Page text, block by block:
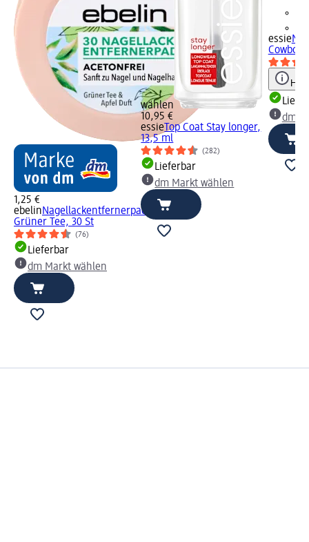
1,25 €
ebelinNagellackentfernerpads
Grüner Tee, 30 St
(76)
Lieferbar
dm Markt wählen
wählen
10,95 €
essie Top Coat Stay longer,
13,5 ml
(282)
Lieferbar
dm Markt wählen
essie
Cowboy,
dm